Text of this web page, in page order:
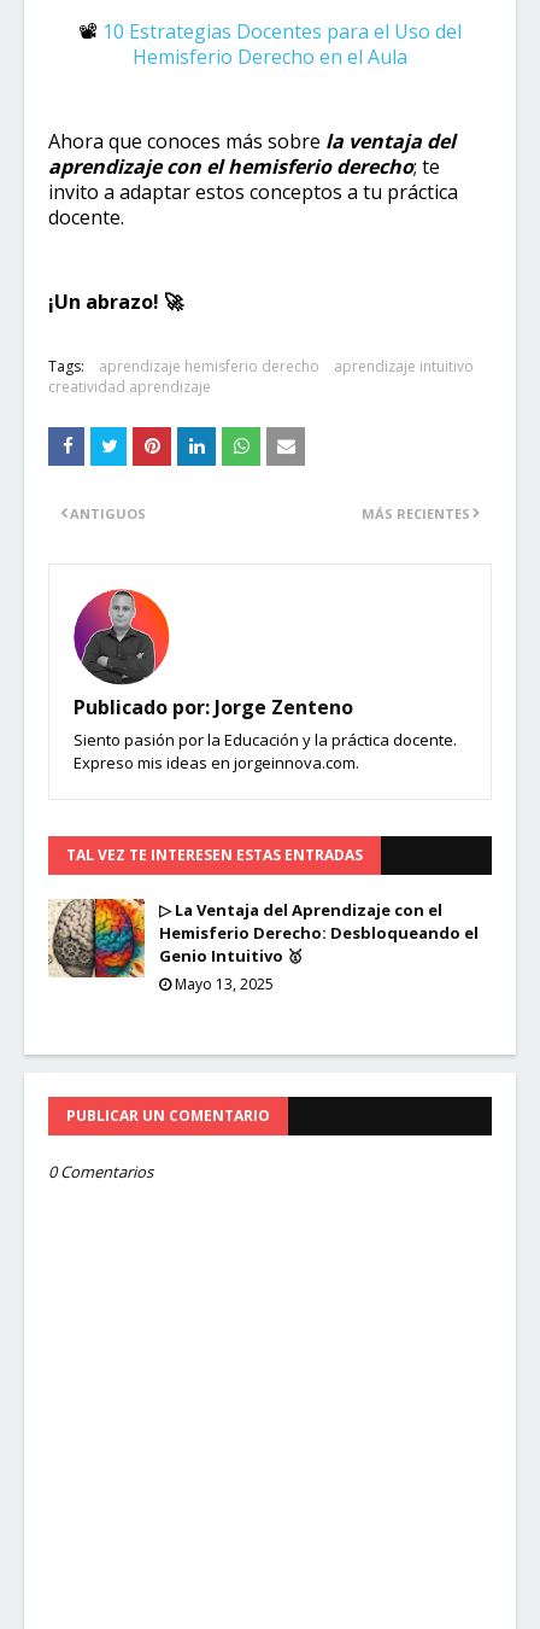
📽️ 10 Estrategias Docentes para el Uso del
Hemisferio Derecho en el Aula
Ahora que conoces más sobre la ventaja del
aprendizaje con el hemisferio derecho; te
invito a adaptar estos conceptos a tu práctica
docente.
¡Un abrazo! 🚀​
Tags: aprendizaje hemisferio derecho
aprendizaje intuitivo
creatividad aprendizaje
MÁS RECIENTES
ANTIGUOS
Publicado por:Jorge Zenteno
Siento pasión por la Educación y la práctica docente.
Expreso mis ideas en jorgeinnova.com.
TAL VEZ TE INTERESEN ESTAS ENTRADAS
▷ La Ventaja del Aprendizaje con el
Hemisferio Derecho: Desbloqueando el
Genio Intuitivo 🥇
Mayo 13, 2025
PUBLICAR UN COMENTARIO
0 Comentarios